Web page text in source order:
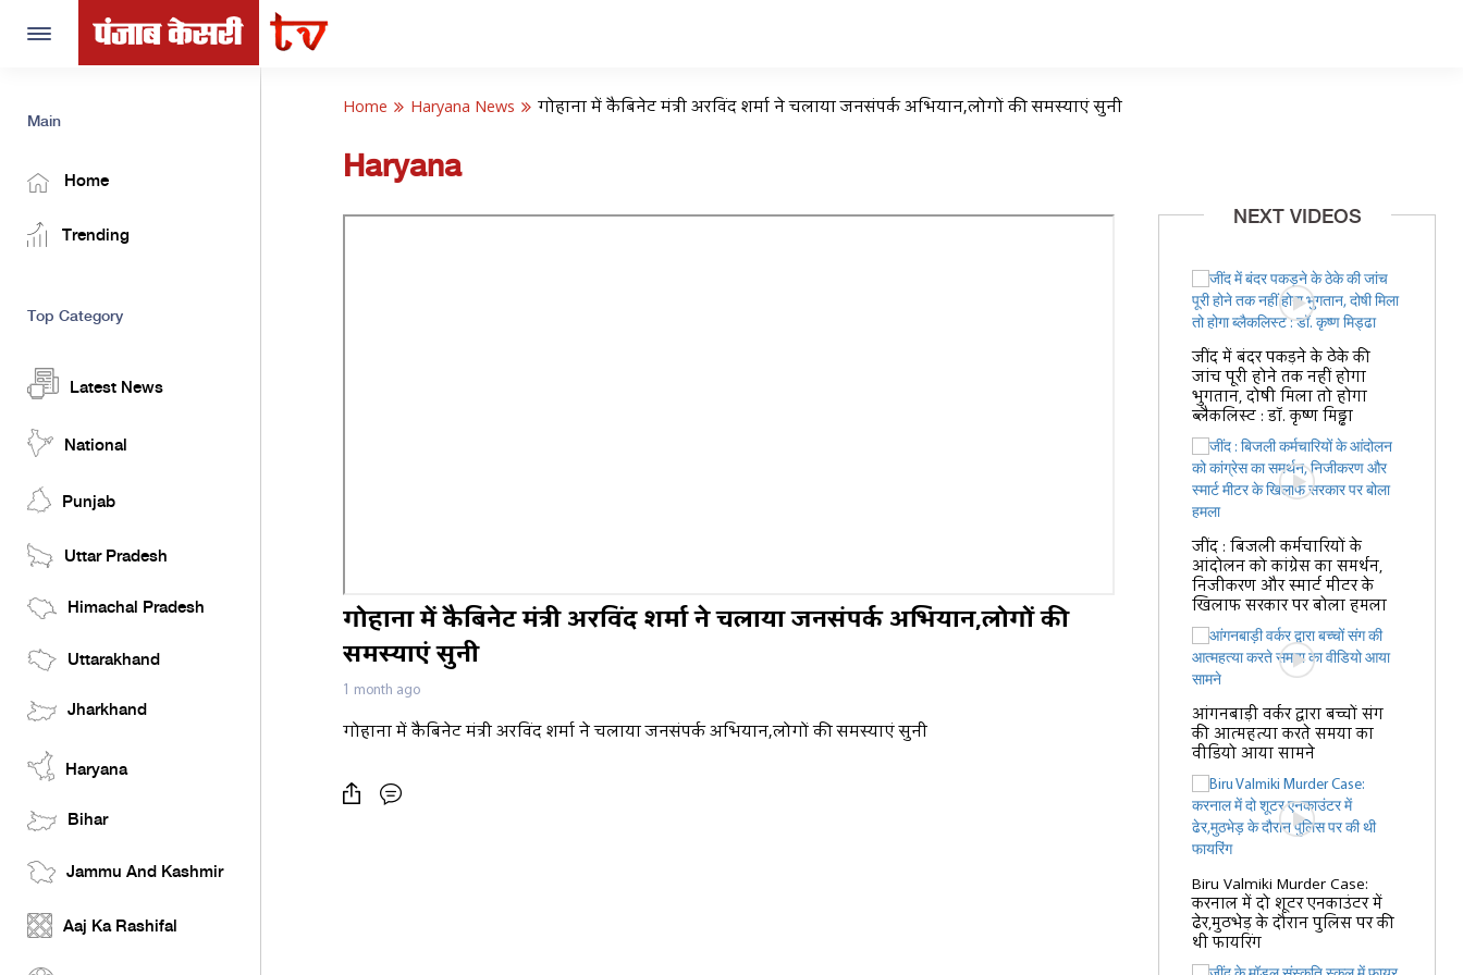
Toggle
Main
Home
Trending
Top Category
Latest News
National
Punjab
Uttar Pradesh
Himachal Pradesh
Uttarakhand
Jharkhand
Haryana
Bihar
Jammu And Kashmir
Aaj Ka Rashifal
Home Haryana News गोहाना में कैबिनेट मंत्री अरविंद शर्मा ने चलाया जनसंपर्क अभियान,लोगों की समस्याएं सुनी
Haryana
गोहाना में कैबिनेट मंत्री अरविंद शर्मा ने चलाया जनसंपर्क अभियान,लोगों की
समस्याएं सुनी
1 month ago
गोहाना में कैबिनेट मंत्री अरविंद शर्मा ने चलाया जनसंपर्क अभियान,लोगों की समस्याएं सुनी
NEXT VIDEOS
जींद में बंदर पकड़ने के ठेके की
जांच पूरी होने तक नहीं होगा
भुगतान, दोषी मिला तो होगा
ब्लैकलिस्ट : डॉ. कृष्ण मिड्ढा
जींद : बिजली कर्मचारियों के
आंदोलन को कांग्रेस का समर्थन,
निजीकरण और स्मार्ट मीटर के
खिलाफ सरकार पर बोला हमला
आंगनबाड़ी वर्कर द्वारा बच्चों संग
की आत्महत्या करते समया का
वीडियो आया सामने
Biru Valmiki Murder Case:
करनाल में दो शूटर एनकाउंटर में
ढेर,मुठभेड़ के दौरान पुलिस पर की
थी फायरिंग